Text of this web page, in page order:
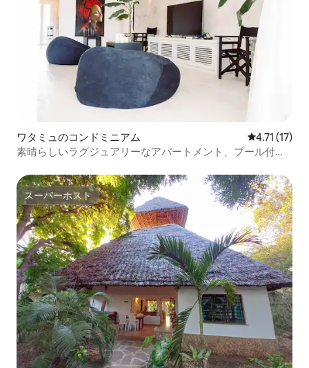
ワタミュのコンドミニアム レビュー17
4.71 (17)
素晴らしいラグジュアリーなアパートメント、プール付
スーパーホスト
スーパーホスト